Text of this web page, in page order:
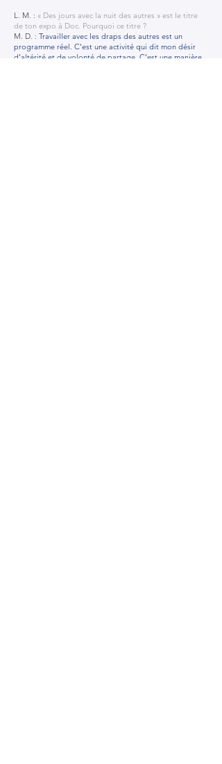
L. M. : « Des jours avec la nuit des autres » est le titre
de ton expo à Doc. Pourquoi ce titre ?
M. D. : Travailler avec les draps des autres est un
programme réel. C’est une activité qui dit mon désir
d’altérité et de volonté de partage. C’est une manière